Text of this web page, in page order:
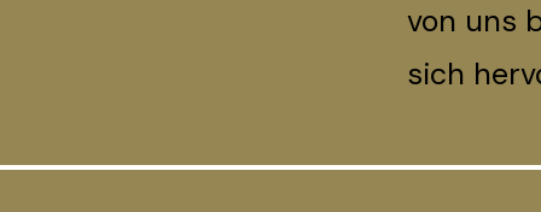
von uns
sich